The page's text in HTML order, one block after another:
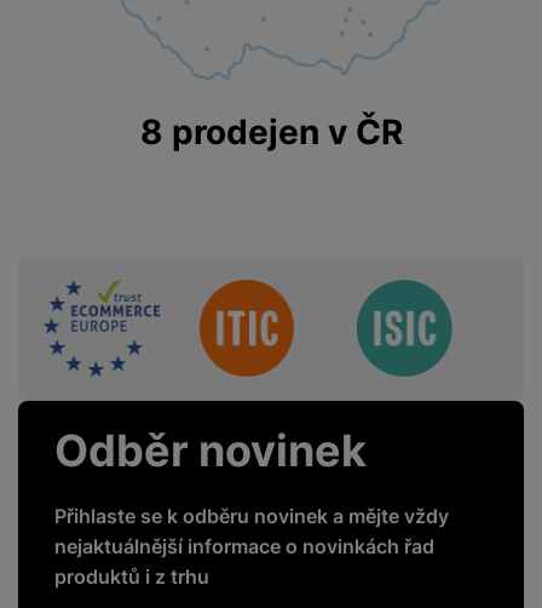
8 prodejen v ČR
Sdružení
Odběr novinek
Přihlaste se k odběru novinek a mějte vždy
nejaktuálnější informace o novinkách řad
produktů i z trhu